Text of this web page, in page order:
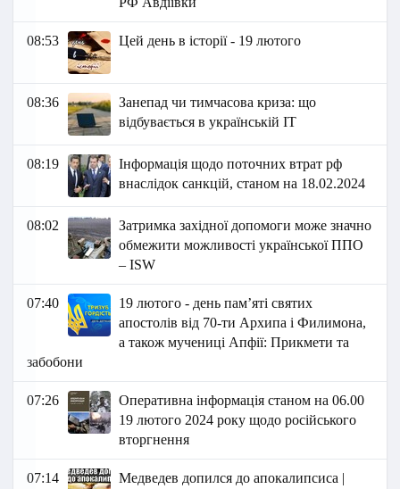
08:53 Цей день в історії - 19 лютого
08:36
Занепад чи тимчасова криза: що
відбувається в українській ІТ
08:19
Інформація щодо поточних втрат рф
внаслідок санкцій, станом на 18.02.2024
08:02
Затримка західної допомоги може значно
обмежити можливості української ППО
– ISW
07:40
19 лютого - день пам’яті святих
апостолів від 70-ти Архипа і Филимона,
а також мучениці Апфії: Прикмети та
забобони
07:26
Оперативна інформація станом на 06.00
19 лютого 2024 року щодо російського
вторгнення
07:14
Медведев допился до апокалипсиса |